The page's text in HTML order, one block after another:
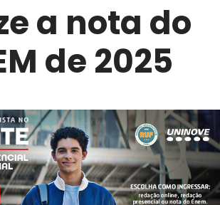
a nota do
de 2025